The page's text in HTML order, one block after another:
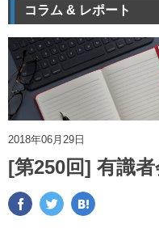
コラム・レポート
ツイッター
コラム & レポート
2018年06月29日
[第250回] 有識